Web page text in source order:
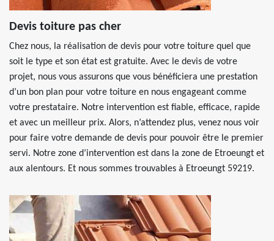
Devis toiture pas cher
Chez nous, la réalisation de devis pour votre toiture quel que
soit le type et son état est gratuite. Avec le devis de votre
projet, nous vous assurons que vous bénéficiera une prestation
d’un bon plan pour votre toiture en nous engageant comme
votre prestataire. Notre intervention est fiable, efficace, rapide
et avec un meilleur prix. Alors, n’attendez plus, venez nous voir
pour faire votre demande de devis pour pouvoir être le premier
servi. Notre zone d’intervention est dans la zone de Etroeungt et
aux alentours. Et nous sommes trouvables à Etroeungt 59219.